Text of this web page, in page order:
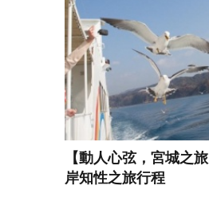
【動人心弦，宮城之
岸知性之旅行程